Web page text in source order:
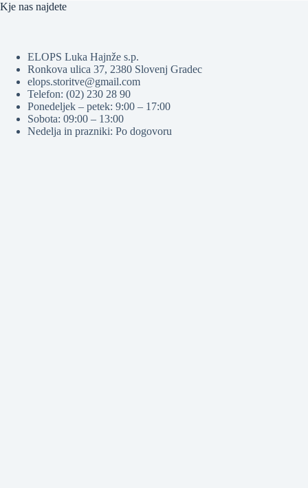
Kje nas najdete
ELOPS Luka Hajnže s.p.
Ronkova ulica 37, 2380 Slovenj Gradec
elops.storitve@gmail.com
Telefon: (02) 230 28 90
Ponedeljek – petek: 9:00 – 17:00
Sobota: 09:00 – 13:00
Nedelja in prazniki: Po dogovoru